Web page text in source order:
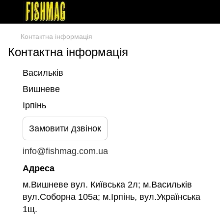
Контактна інформація
Контактна інформація
Васильків
Вишневе
Ірпінь
Замовити дзвінок
info@fishmag.com.ua
Адреса
м.Вишневе вул. Київська 2л; м.Васильків
вул.Соборна 105а; м.Ірпінь, вул.Українська
1щ.